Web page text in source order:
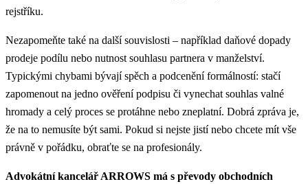
rejstříku.
Nezapomeňte také na další souvislosti – například daňové dopady
prodeje podílu nebo nutnost souhlasu partnera v manželství.
Typickými chybami bývají spěch a podcenění formálností: stačí
zapomenout na jedno ověření podpisu či vynechat souhlas valné
hromady a celý proces se protáhne nebo zneplatní. Dobrá zpráva je,
že na to nemusíte být sami. Pokud si nejste jistí nebo chcete mít vše
právně v pořádku, obraťte se na profesionály.
Advokátní kancelář ARROWS má s převody obchodních